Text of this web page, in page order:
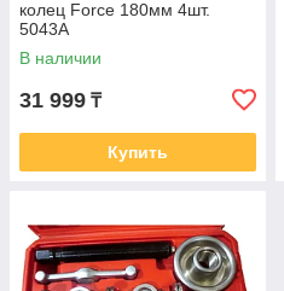
колец Force 180мм 4шт.
5043A
В наличии
31 999 ₸
Купить